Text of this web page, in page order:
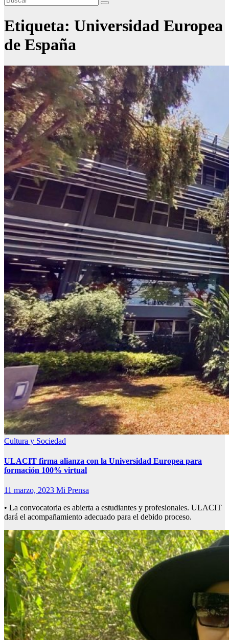
Etiqueta: Universidad Europea
de España
Cultura y Sociedad
ULACIT firma alianza con la Universidad Europea para
formación 100% virtual
11 marzo, 2023 Mi Prensa
• La convocatoria es abierta a estudiantes y profesionales. ULACIT
dará el acompañamiento adecuado para el debido proceso.